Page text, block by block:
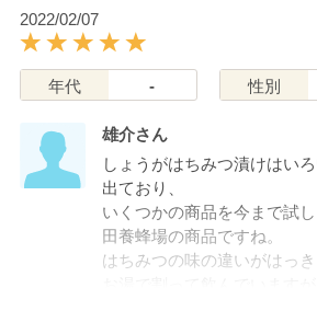
2022/02/07
年代 - 性別
雄介さん
しょうがはちみつ漬けはい
出ており、
いくつかの商品を今まで試
田養蜂場の商品ですね。
はちみつの味の違いがはっき